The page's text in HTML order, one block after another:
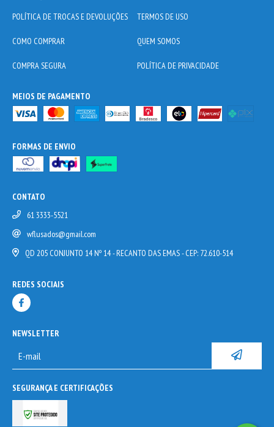
POLÍTICA DE TROCAS E DEVOLUÇÕES
TERMOS DE USO
COMO COMPRAR QUEM SOMOS
COMPRA SEGURA POLÍTICA DE PRIVACIDADE
MEIOS DE PAGAMENTO
FORMAS DE ENVIO
CONTATO
61 3333-5521
wflusados@gmail.com
QD 205 CONJUNTO 14 Nº 14 - RECANTO DAS EMAS - CEP: 72.610-514
REDES SOCIAIS
NEWSLETTER
SEGURANÇA E CERTIFICAÇÕES